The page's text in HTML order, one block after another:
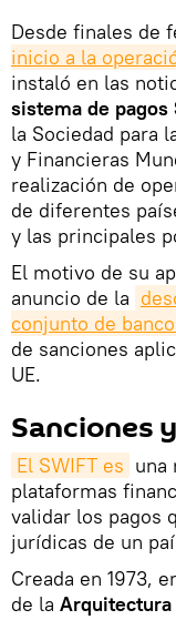
Desde finales de
inicio a la
instaló en las
sistema de pagos
la Sociedad para
y Financieras
realización de
de diferentes
y las principales
El motivo de su
anuncio de la
conjunto de
de sanciones
UE.
Sanciones
El SWIFT es una
plataformas
validar los pagos
jurídicas de un
Creada en 1973,
de la